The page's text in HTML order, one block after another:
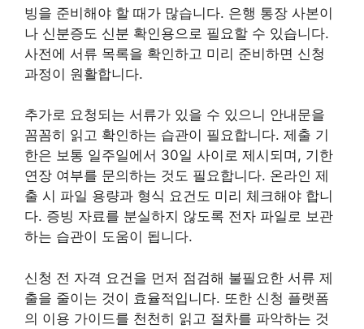
빙을 준비해야 할 때가 많습니다. 은행 통장 사본이
나 신분증도 신분 확인용으로 필요할 수 있습니다.
사전에 서류 목록을 확인하고 미리 준비하면 신청
과정이 원활합니다.
추가로 요청되는 서류가 있을 수 있으니 안내문을
꼼꼼히 읽고 확인하는 습관이 필요합니다. 제출 기
한은 보통 일주일에서 30일 사이로 제시되며, 기한
연장 여부를 문의하는 것도 필요합니다. 온라인 제
출 시 파일 용량과 형식 요건도 미리 체크해야 합니
다. 증빙 자료를 분실하지 않도록 전자 파일로 보관
하는 습관이 도움이 됩니다.
신청 전 자격 요건을 먼저 점검해 불필요한 서류 제
출을 줄이는 것이 효율적입니다. 또한 신청 플랫폼
의 이용 가이드를 천천히 읽고 절차를 파악하는 것